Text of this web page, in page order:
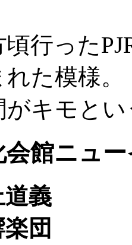
頃行った
た模様。
がキモと
会館ニュ
義
団